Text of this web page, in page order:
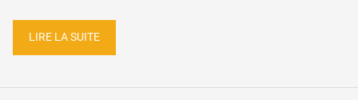
LIRE LA SUITE